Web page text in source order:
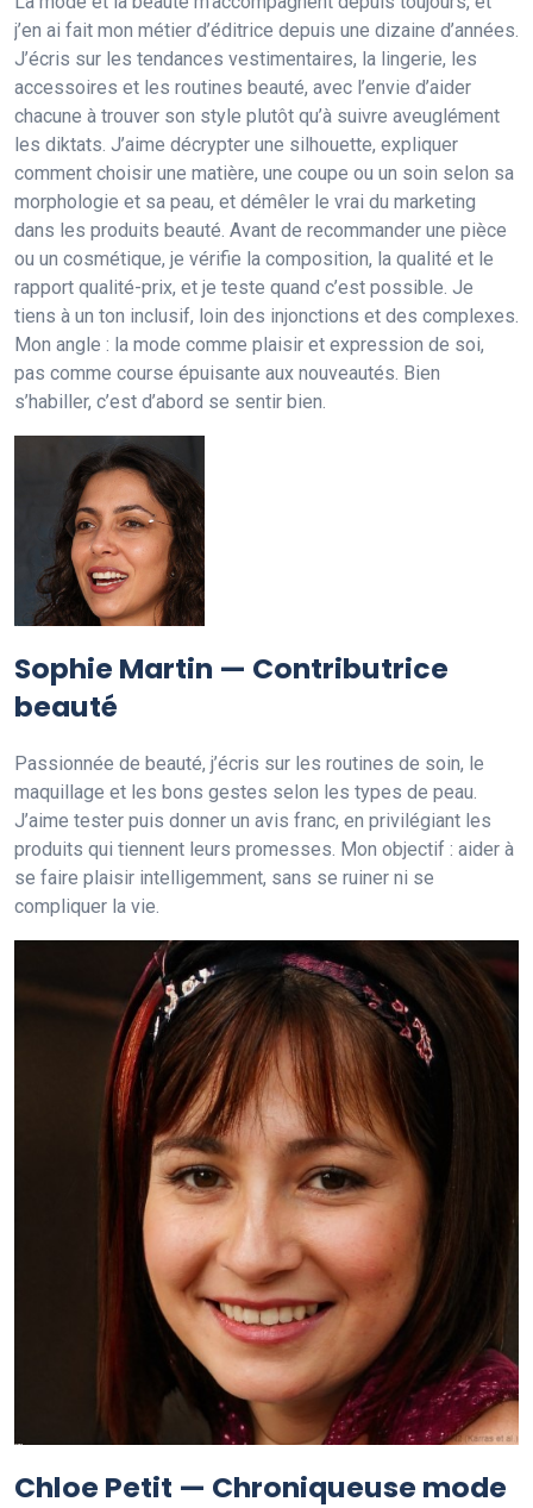
j’en ai fait mon métier d’éditrice depuis une dizaine d’années.
J’écris sur les tendances vestimentaires, la lingerie, les
accessoires et les routines beauté, avec l’envie d’aider
chacune à trouver son style plutôt qu’à suivre aveuglément
les diktats. J’aime décrypter une silhouette, expliquer
comment choisir une matière, une coupe ou un soin selon sa
morphologie et sa peau, et démêler le vrai du marketing
dans les produits beauté. Avant de recommander une pièce
ou un cosmétique, je vérifie la composition, la qualité et le
rapport qualité-prix, et je teste quand c’est possible. Je
tiens à un ton inclusif, loin des injonctions et des complexes.
Mon angle : la mode comme plaisir et expression de soi,
pas comme course épuisante aux nouveautés. Bien
s’habiller, c’est d’abord se sentir bien.
Sophie Martin — Contributrice
beauté
Passionnée de beauté, j’écris sur les routines de soin, le
maquillage et les bons gestes selon les types de peau.
J’aime tester puis donner un avis franc, en privilégiant les
produits qui tiennent leurs promesses. Mon objectif : aider à
se faire plaisir intelligemment, sans se ruiner ni se
compliquer la vie.
Chloe Petit — Chroniqueuse mode